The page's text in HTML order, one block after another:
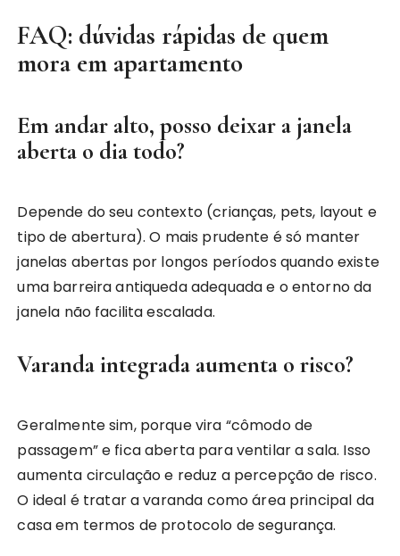
FAQ: dúvidas rápidas de quem
mora em apartamento
Em andar alto, posso deixar a janela
aberta o dia todo?
Depende do seu contexto (crianças, pets, layout e
tipo de abertura). O mais prudente é só manter
janelas abertas por longos períodos quando existe
uma barreira antiqueda adequada e o entorno da
janela não facilita escalada.
Varanda integrada aumenta o risco?
Geralmente sim, porque vira “cômodo de
passagem” e fica aberta para ventilar a sala. Isso
aumenta circulação e reduz a percepção de risco.
O ideal é tratar a varanda como área principal da
casa em termos de protocolo de segurança.